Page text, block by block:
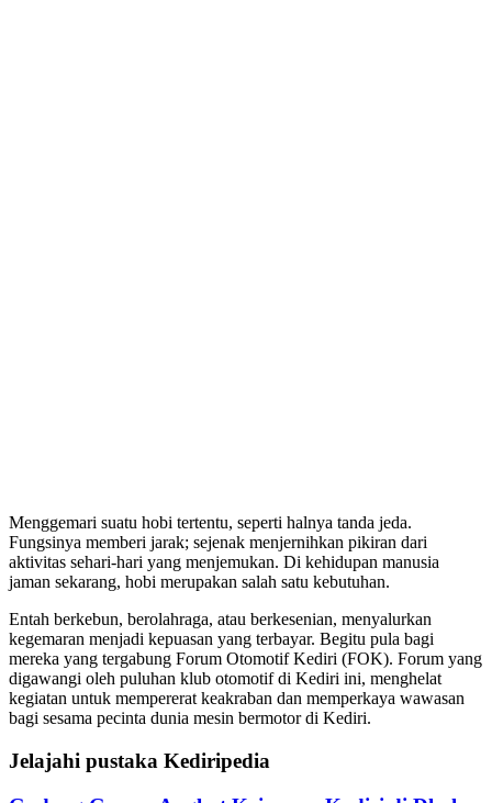
Menggemari suatu hobi tertentu, seperti halnya tanda jeda.
Fungsinya memberi jarak; sejenak menjernihkan pikiran dari
aktivitas sehari-hari yang menjemukan. Di kehidupan manusia
jaman sekarang, hobi merupakan salah satu kebutuhan.
Entah berkebun, berolahraga, atau berkesenian, menyalurkan
kegemaran menjadi kepuasan yang terbayar. Begitu pula bagi
mereka yang tergabung Forum Otomotif Kediri (FOK). Forum yang
digawangi oleh puluhan klub otomotif di Kediri ini, menghelat
kegiatan untuk mempererat keakraban dan memperkaya wawasan
bagi sesama pecinta dunia mesin bermotor di Kediri.
Jelajahi pustaka Kediripedia